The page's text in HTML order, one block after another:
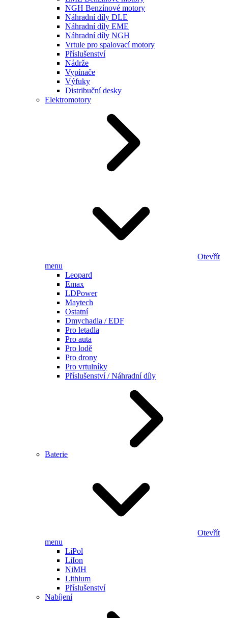
NGH Benzínové motory
Náhradní díly DLE
Náhradní díly EME
Náhradní díly NGH
Vrtule pro spalovací motory
Příslušenství
Nádrže
Vypínače
Výfuky
Distribuční desky
Elektromotory
Otevřít
menu
Leopard
Emax
LDPower
Maytech
Ostatní
Dmychadla / EDF
Pro letadla
Pro auta
Pro lodě
Pro drony
Pro vrtulníky
Příslušenství / Náhradní díly
Baterie
Otevřít
menu
LiPol
LiIon
NiMH
Lithium
Příslušenství
Nabíjení